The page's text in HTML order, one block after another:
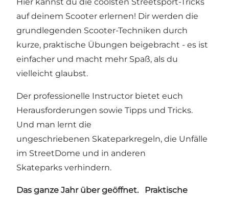
auf deinem Scooter erlernen! Dir werden die
grundlegenden Scooter-Techniken durch
kurze, praktische Übungen beigebracht - es ist
einfacher und macht mehr Spaß, als du
vielleicht glaubst.
Der professionelle Instructor bietet euch
Herausforderungen sowie Tipps und Tricks.
Und man lernt die
ungeschriebenen Skateparkregeln, die Unfälle
im StreetDome und in anderen
Skateparks verhindern.
Das ganze Jahr über geöffnet. Praktische